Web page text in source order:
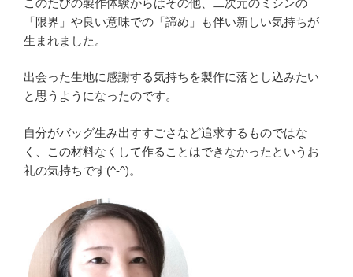
このたびの製作体験からはその他、二次元のミシンの
「限界」や良い意味での「諦め」も伴い新しい気持ちが
生まれました。
出会った生地に感謝する気持ちを製作に落とし込みたい
と思うようになったのです。
自分がバッグ生み出すすごさなど追求するものではな
く、この材料なくして作ることはできなかったというお
礼の気持ちです(^-^)。